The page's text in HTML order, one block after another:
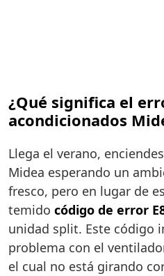
¿Qué significa el
acondicionados
Llega el verano,
Midea esperando un
fresco, pero en lugar de
temido código de error
unidad split. Este código
problema con el
el cual no está girando